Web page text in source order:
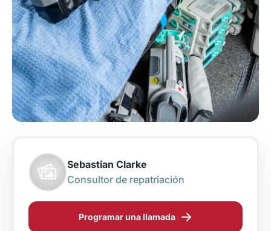
Sebastian Clarke
Consultor de repatriación
Programar una llamada